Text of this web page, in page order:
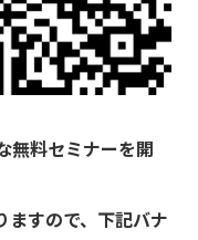
無料セミナーを開
ますので、下記バナ